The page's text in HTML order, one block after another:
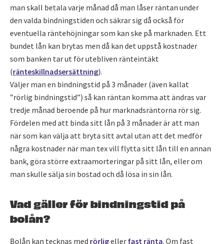
man skall betala varje månad då man låser räntan under
den valda bindningstiden och säkrar sig då också för
eventuella räntehöjningar som kan ske på marknaden. Ett
bundet lån kan brytas men då kan det uppstå kostnader
som banken tar ut för utebliven ränteintäkt
(ränteskillnadsersättning).
Väljer man en bindningstid på 3 månader (även kallat
”rörlig bindningstid”) så kan räntan komma att ändras var
tredje månad beroende på hur marknadsräntorna rör sig.
Fördelen med att binda sitt lån på 3 månader är att man
när som kan välja att bryta sitt avtal utan att det medför
några kostnader när man tex vill flytta sitt lån till en annan
bank, göra större extraamorteringar på sitt lån, eller om
man skulle sälja sin bostad och då lösa in sin lån.
Vad gäller för bindningstid på
bolån?
Bolån kan tecknas med rörligeller fast ränta. Om fast